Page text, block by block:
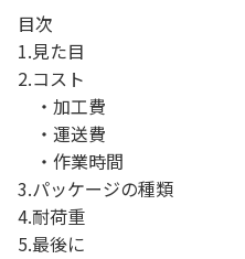
目次
1.見た目
2.コスト
・加工費
・運送費
・作業時間
3.パッケージの種類
4.耐荷重
5.最後に